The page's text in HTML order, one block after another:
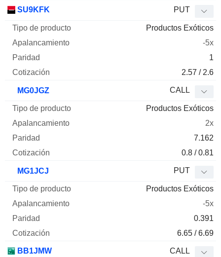
SU9KFK PUT
Productos Exóticos
-5x
1
2.57 / 2.6
MG0JGZ CALL
Productos Exóticos
2x
7.162
0.8 / 0.81
MG1JCJ PUT
Productos Exóticos
-5x
0.391
6.65 / 6.69
BB1JMW CALL